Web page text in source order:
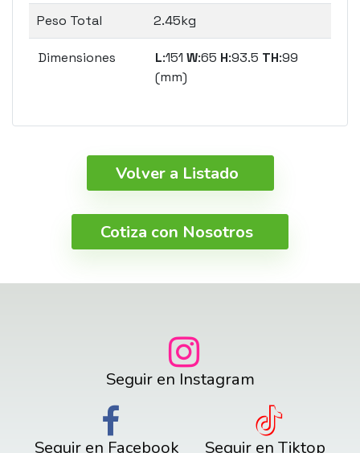
Peso Total 2.45kg
Dimensiones L:151 W:65 H:93.5 TH:99
(mm)
Volver a Listado
Cotiza con Nosotros
Seguir en Instagram
Seguir en Facebook Seguir en Tiktop